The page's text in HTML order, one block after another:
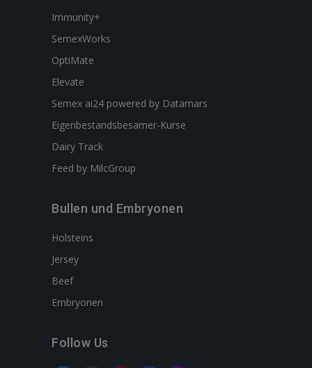
Immunity+
SemexWorks
OptiMate
Elevate
Semex ai24 powered by Datamars
Eigenbestandsbesamer-Kurse
Dairy Track
Feed by MilcGroup
Bullen und Embryonen
Holsteins
Jersey
Beef
Embryonen
Follow Us